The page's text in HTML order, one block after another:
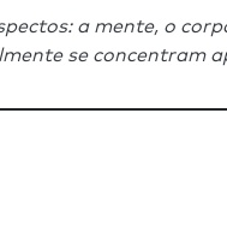
a mente, o
se concentram